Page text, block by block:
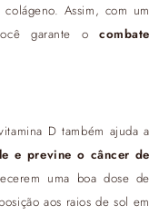
Assim, com um
garante ocombate
D também ajuda a
e previne o câncer de
uma boa dose de
aos raios de sol em